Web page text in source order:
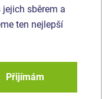
sestava klasik
-
sběrem a
ten nejlepší
Přijímám